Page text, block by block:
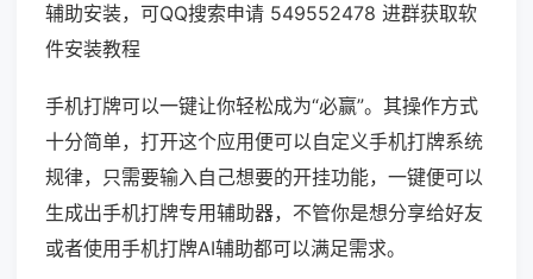
辅助安装，可QQ搜索申请 549552478 进群获取软
件安装教程
手机打牌可以一键让你轻松成为“必赢”。其操作方式
十分简单，打开这个应用便可以自定义手机打牌系统
规律，只需要输入自己想要的开挂功能，一键便可以
生成出手机打牌专用辅助器，不管你是想分享给好友
或者使用手机打牌AI辅助都可以满足需求。